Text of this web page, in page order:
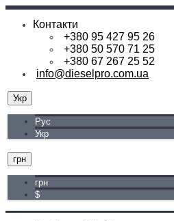
Контакти
+380 95 427 95 26
+380 50 570 71 25
+380 67 267 25 52
info@dieselpro.com.ua
Укр
Рус
Укр
грн
грн
$